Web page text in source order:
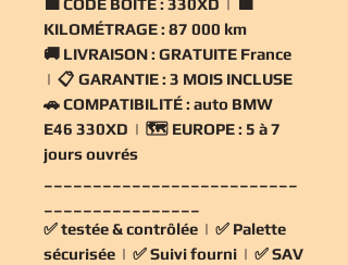
🟧CODE BOÎTE : 330XD | 🟧
KILOMÉTRAGE : 87 000 km
🚚 LIVRAISON : GRATUITE France
| 📋 GARANTIE : 3 MOIS INCLUSE
🚗COMPATIBILITÉ : auto BMW
E46 330XD | 🗺️ EUROPE : 5 à 7
jours ouvrés
✅testée & contrôlée | ✅ Palette
sécurisée | ✅Suivi fourni | ✅SAV